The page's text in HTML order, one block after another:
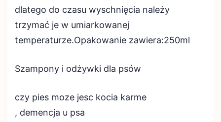
dlatego do czasu wyschnięcia należy
trzymać je w umiarkowanej
temperaturze.Opakowanie zawiera:250ml
Szampony i odżywki dla psów
czy pies moze jesc kocia karme
, demencja u psa